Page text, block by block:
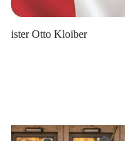
ister Otto Kloiber